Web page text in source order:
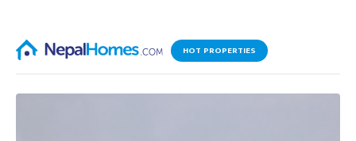
HOT PROPERTIES